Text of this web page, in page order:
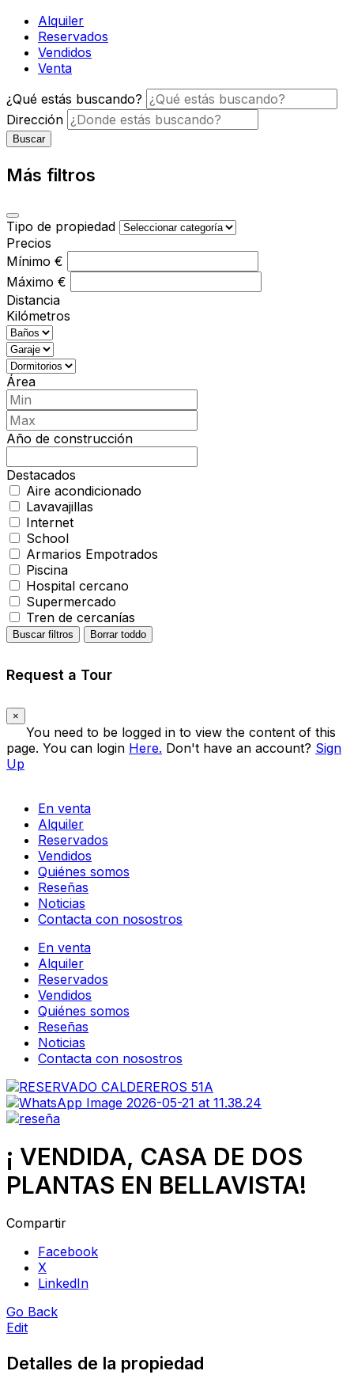
Alquiler
Reservados
Vendidos
Venta
¿Qué estás buscando?
Dirección
Buscar
Más filtros
Tipo de propiedad
Precios
Mínimo €
Máximo €
Distancia
Kilómetros
Área
Año de construcción
Destacados
Aire acondicionado
Lavavajillas
Internet
School
Armarios Empotrados
Piscina
Hospital cercano
Supermercado
Tren de cercanías
Buscar filtros Borrar toddo
Request a Tour
×
You need to be logged in to view the content of this
page. You can login Here. Don't have an account? Sign
Up
En venta
Alquiler
Reservados
Vendidos
Quiénes somos
Reseñas
Noticias
Contacta con nosostros
En venta
Alquiler
Reservados
Vendidos
Quiénes somos
Reseñas
Noticias
Contacta con nosostros
¡ VENDIDA, CASA DE DOS
PLANTAS EN BELLAVISTA!
Compartir
Facebook
X
LinkedIn
Go Back
Edit
Detalles de la propiedad